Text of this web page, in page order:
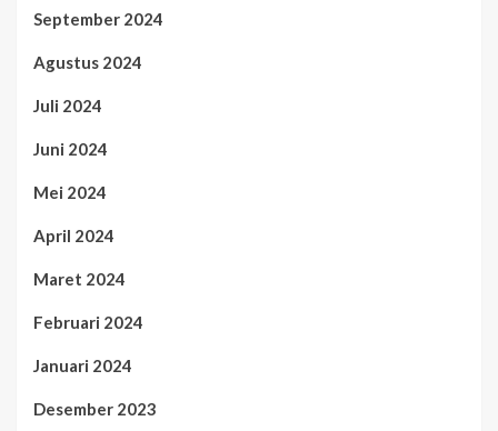
September 2024
Agustus 2024
Juli 2024
Juni 2024
Mei 2024
April 2024
Maret 2024
Februari 2024
Januari 2024
Desember 2023